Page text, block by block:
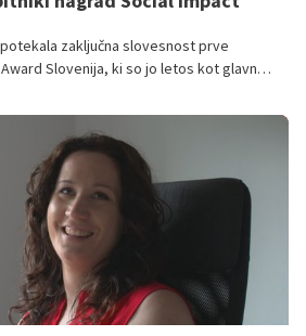
zaključna slovesnost prve
Slovenija, ki so jo letos kot glavni
Luka Koper, banka Sparkasse in drugi.
agencija za mlade (SLOAM).
Evropskega tedna socialne
v okviru slovenskega predsedovanja